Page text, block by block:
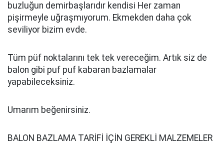
buzluğun demirbaşlarıdır kendisi Her zaman
pişirmeyle uğraşmıyorum. Ekmekden daha çok
seviliyor bizim evde.
Tüm püf noktalarını tek tek vereceğim. Artık siz de
balon gibi puf puf kabaran bazlamalar
yapabileceksiniz.
Umarım beğenirsiniz.
BALON BAZLAMA TARİFİ İÇİN GEREKLİ MALZEMELER